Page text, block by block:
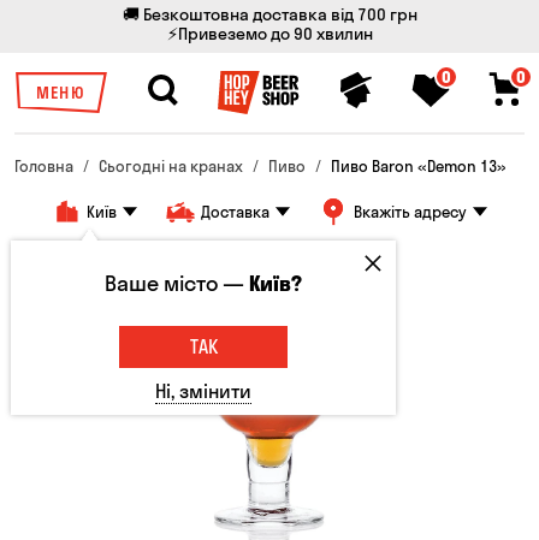
🚚 Безкоштовна доставка від 700 грн
⚡Привеземо до 90 хвилин
МЕНЮ
0 0
Головна Сьогодні на кранах Пиво Пиво Baron «Demon 13»
Київ Доставка Вкажіть адресу
Ваше місто —Київ?
ТАК
Ні, змінити